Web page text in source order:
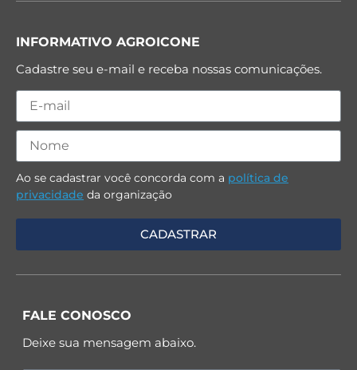
INFORMATIVO AGROICONE
Cadastre seu e-mail e receba nossas comunicações.
Ao se cadastrar você concorda com a política de
privacidade da organização
FALE CONOSCO
Deixe sua mensagem abaixo.